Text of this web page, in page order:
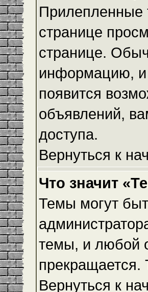
Прилепленные
странице
странице.
информацию, и
появится
объявлений,
доступа.
Вернуться к
Что значит
Темы могут
темы, и любой
Вернуться к